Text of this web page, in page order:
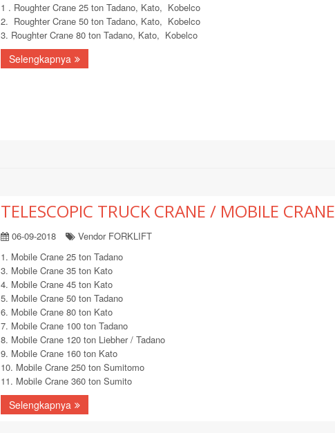
1 . Roughter Crane 25 ton Tadano, Kato, Kobelco
2. Roughter Crane 50 ton Tadano, Kato, Kobelco
3. Roughter Crane 80 ton Tadano, Kato, Kobelco
Selengkapnya
TELESCOPIC TRUCK CRANE / MOBILE CRANE
06-09-2018
Vendor FORKLIFT
1. Mobile Crane 25 ton Tadano
3. Mobile Crane 35 ton Kato
4. Mobile Crane 45 ton Kato
5. Mobile Crane 50 ton Tadano
6. Mobile Crane 80 ton Kato
7. Mobile Crane 100 ton Tadano
8. Mobile Crane 120 ton Liebher / Tadano
9. Mobile Crane 160 ton Kato
10. Mobile Crane 250 ton Sumitomo
11. Mobile Crane 360 ton Sumito
Selengkapnya